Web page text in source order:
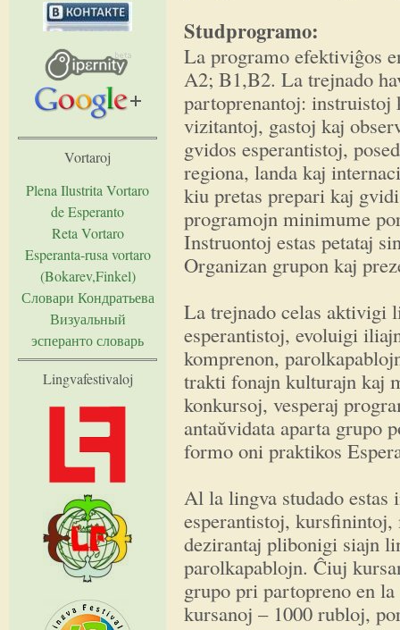
Studprogramo:
La programo efektiviĝos
A2; B1,B2. La trejnado
partoprenantoj: instruistoj
vizitantoj, gastoj kaj
gvidos esperantistoj,
regiona, landa kaj
kiu pretas prepari kaj
programojn minimume
Instruontoj estas petataj
Organizan grupon kaj
La trejnado celas aktivigi
esperantistoj, evoluigi
komprenon,
trakti fonajn kulturajn kaj
konkursoj, vesperaj
antaŭvidata aparta grupo
formo oni praktikos
Al la lingva studado estas
esperantistoj,
dezirantaj plibonigi siajn
parolkapablojn. Ĉiuj
grupo pri partopreno en
kursanoj – 1000 rubloj,
Vortaroj
Plena Ilustrita Vortaro
de Esperanto
Reta Vortaro
Esperanta-rusa vortaro
(Bokarev,Finkel)
Словари Кондратьева
Визуальный
эсперанто словарь
Lingvafestivaloj